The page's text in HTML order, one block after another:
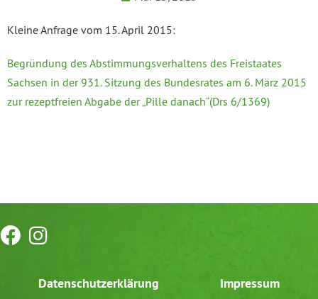
Kleine Anfrage vom 15. April 2015:
Begründung des Abstimmungsverhaltens des Freistaates
Sachsen in der 931. Sitzung des Bundesrates am 6. März 2015
zur rezeptfreien Abgabe der „Pille danach“(Drs 6/1369)
Datenschutzerklärung Impressum